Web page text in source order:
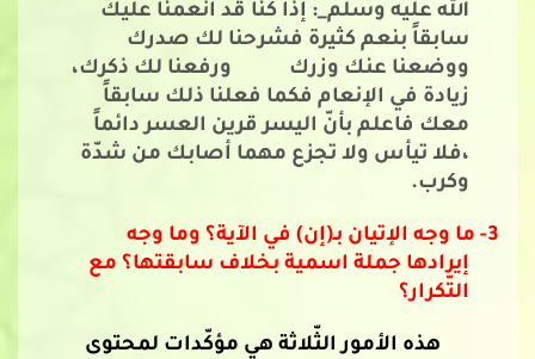
الله عليه وسلّم_: إذا كنّا قد أنعمنا عليك
سابقاً بنعم كثيرة فشرحنا لك صدرك
ووضعنا عنك وزرك ورفعنا لك ذكرك،
زيادة في الإنعام فكما فعلنا ذلك سابقاً
معك فاعلم بأنّ اليسر قرين العسر دائماً
،فلا تيأس ولا تجزع مهما أصابك من شدّة
وكرب.
3-
ما وجه الإتيان بـ(إن) في الآية؟ وما وجه
إيرادها جملة اسمية بخلاف سابقتها؟ مع
التّكرار؟
هذه الأمور الثّلاثة هي مؤكّدات لمحتوى